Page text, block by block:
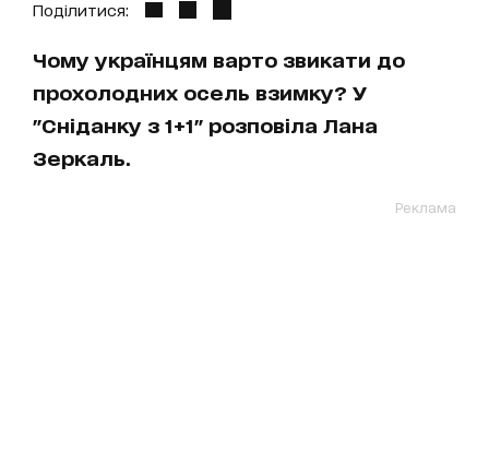
Поділитися:
Чому українцям варто звикати до
прохолодних осель взимку? У
"Сніданку з 1+1" розповіла Лана
Зеркаль.
Реклама